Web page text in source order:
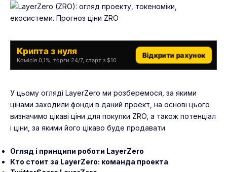
Крипта з нуля
Комісія 0,1%, торги 24/7, старт з $10
Відкрити рахунок
У цьому огляді LayerZero ми розберемося, за якими
цінами заходили фонди в даний проект, на основі цього
визначимо цікаві ціни для покупки ZRO , а також потенціал
і ціни, за якими його цікаво буде продавати.
Огляд і принципи роботи LayerZero
Кто стоит за LayerZero: команда проекта